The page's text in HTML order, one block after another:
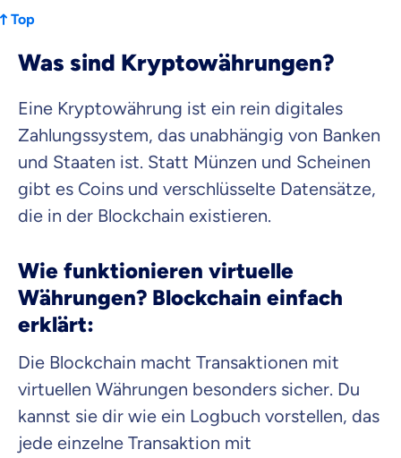
Top
Was sind Kryptowährungen?
Eine Kryptowährung ist ein rein digitales
Zahlungssystem, das unabhängig von Banken
und Staaten ist. Statt Münzen und Scheinen
gibt es Coins und verschlüsselte Datensätze,
die in der Blockchain existieren.
Wie funktionieren virtuelle
Währungen? Blockchain einfach
erklärt:
Die Blockchain macht Transaktionen mit
virtuellen Währungen besonders sicher. Du
kannst sie dir wie ein Logbuch vorstellen, das
jede einzelne Transaktion mit
Krankenhaus
Mit dem Abschicken meiner Daten erkläre ich meineEinwilligungzur
Kontaktaufnahme durch ottonova.
Weiter zu deinen Informationen